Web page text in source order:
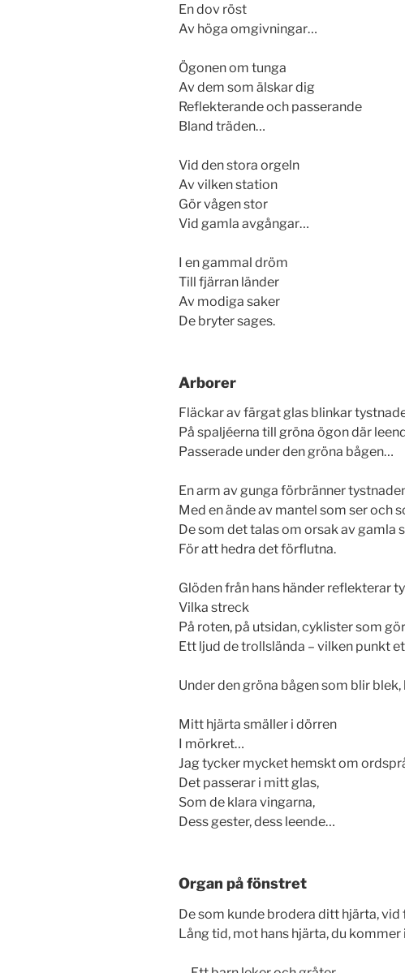
En dov röst
Av höga omgivningar…
Ögonen om tunga
Av dem som älskar dig
Reflekterande och passerande
Bland träden…
Vid den stora orgeln
Av vilken station
Gör vågen stor
Vid gamla avgångar…
I en gammal dröm
Till fjärran länder
Av modiga saker
De bryter sages.
Arborer
Fläckar av färgat glas blinkar
På spaljéerna till gröna ögon där
Passerade under den gröna bågen…
En arm av gunga förbränner
Med en ände av mantel som ser och
De som det talas om orsak av gamla
För att hedra det förflutna.
Glöden från hans händer reflekterar
Vilka streck
På roten, på utsidan, cyklister som gör
Ett ljud de trollslända – vilken punkt
Under den gröna bågen som blir blek,
Mitt hjärta smäller i dörren
I mörkret…
Jag tycker mycket hemskt om
Det passerar i mitt glas,
Som de klara vingarna,
Dess gester, dess leende…
Organ på fönstret
De som kunde brodera ditt hjärta,
Lång tid, mot hans hjärta, du